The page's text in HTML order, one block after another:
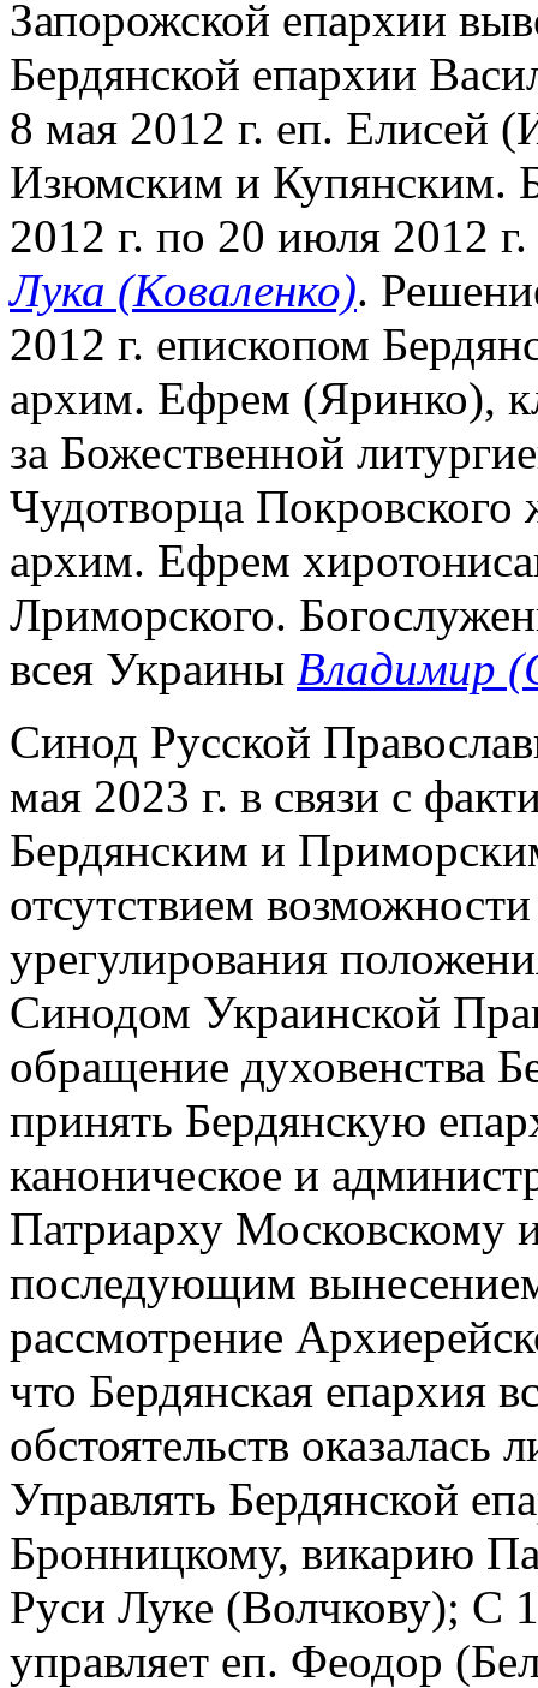
Запорожской епархии
Бердянской епархии
8 мая 2012 г. еп. Елисей
Изюмским и Купянским.
2012 г. по 20 июля 2012
Лука (Коваленко).
2012 г. епископом
архим. Ефрем (Яринко),
за Божественной
Чудотворца Покровского
архим. Ефрем
Лриморского.
всея Украины Владимир
Синод Русской
мая 2023 г. в связи с
Бердянским и
отсутствием
урегулирования
Синодом Украинской
обращение духовенства
принять Бердянскую
каноническое и
Патриарху Московскому
последующим
рассмотрение
что Бердянская епархия
обстоятельств оказалась
Управлять Бердянской
Бронницкому, викарию
Руси Луке (Волчкову); С
управляет еп. Феодор